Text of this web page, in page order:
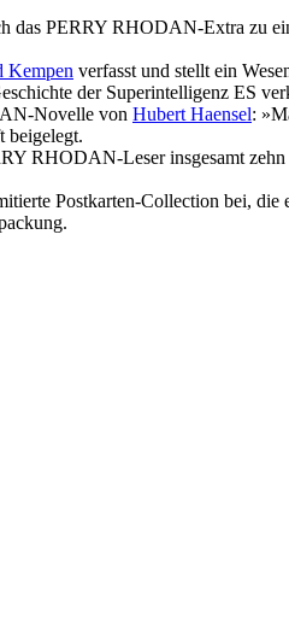
das PERRY RHODAN-Extra zu
Kempen verfasst und stellt ein
der Superintelligenz ES
Novelle von Hubert Haensel:
beigelegt.
RHODAN-Leser insgesamt
Postkarten-Collection bei,